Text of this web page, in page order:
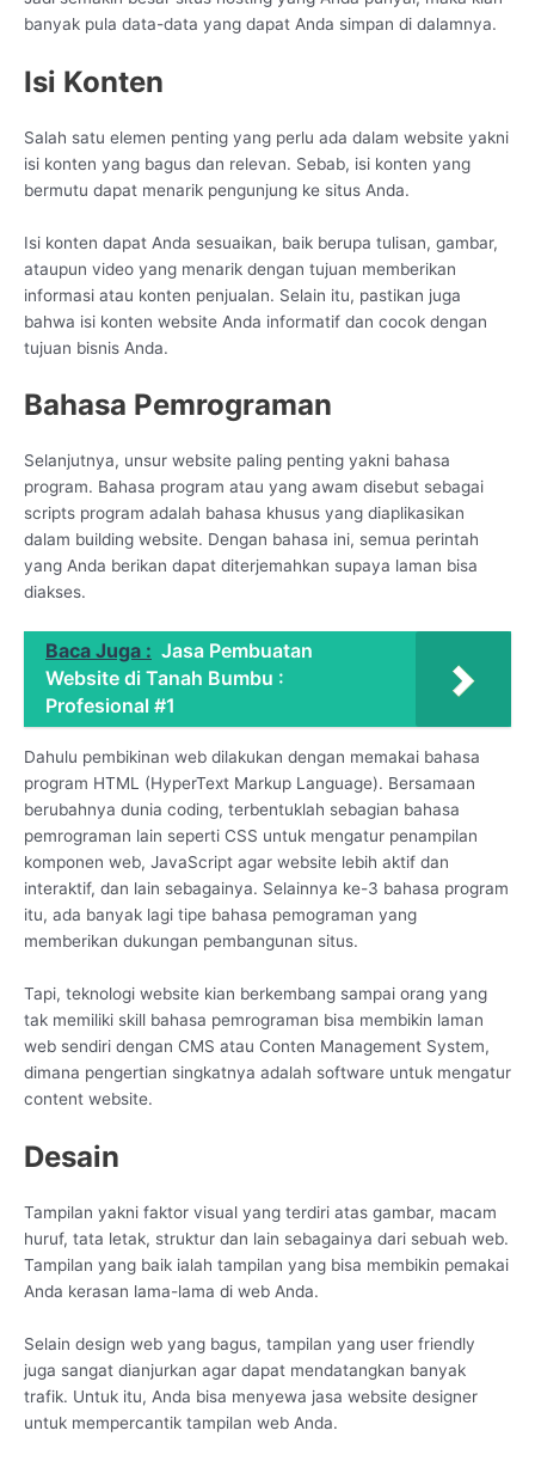
banyak pula data-data yang dapat Anda simpan di dalamnya.
Isi Konten
Salah satu elemen penting yang perlu ada dalam website yakni
isi konten yang bagus dan relevan. Sebab, isi konten yang
bermutu dapat menarik pengunjung ke situs Anda.
Isi konten dapat Anda sesuaikan, baik berupa tulisan, gambar,
ataupun video yang menarik dengan tujuan memberikan
informasi atau konten penjualan. Selain itu, pastikan juga
bahwa isi konten website Anda informatif dan cocok dengan
tujuan bisnis Anda.
Bahasa Pemrograman
Selanjutnya, unsur website paling penting yakni bahasa
program. Bahasa program atau yang awam disebut sebagai
scripts program adalah bahasa khusus yang diaplikasikan
dalam building website. Dengan bahasa ini, semua perintah
yang Anda berikan dapat diterjemahkan supaya laman bisa
diakses.
Baca Juga : Jasa Pembuatan
Website di Tanah Bumbu :
Profesional #1
Dahulu pembikinan web dilakukan dengan memakai bahasa
program HTML (HyperText Markup Language). Bersamaan
berubahnya dunia coding, terbentuklah sebagian bahasa
pemrograman lain seperti CSS untuk mengatur penampilan
komponen web, JavaScript agar website lebih aktif dan
interaktif, dan lain sebagainya. Selainnya ke-3 bahasa program
itu, ada banyak lagi tipe bahasa pemograman yang
memberikan dukungan pembangunan situs.
Tapi, teknologi website kian berkembang sampai orang yang
tak memiliki skill bahasa pemrograman bisa membikin laman
web sendiri dengan CMS atau Conten Management System,
dimana pengertian singkatnya adalah software untuk mengatur
content website.
Desain
Tampilan yakni faktor visual yang terdiri atas gambar, macam
huruf, tata letak, struktur dan lain sebagainya dari sebuah web.
Tampilan yang baik ialah tampilan yang bisa membikin pemakai
Anda kerasan lama-lama di web Anda.
Selain design web yang bagus, tampilan yang user friendly
juga sangat dianjurkan agar dapat mendatangkan banyak
trafik. Untuk itu, Anda bisa menyewa jasa website designer
untuk mempercantik tampilan web Anda.